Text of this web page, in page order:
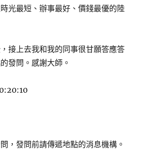
光最短、辦事最好、價錢最優的陸
接上去我和我的同事很甘願答應答
發問。感謝大師。
，發問前請傳遞地點的消息機構。